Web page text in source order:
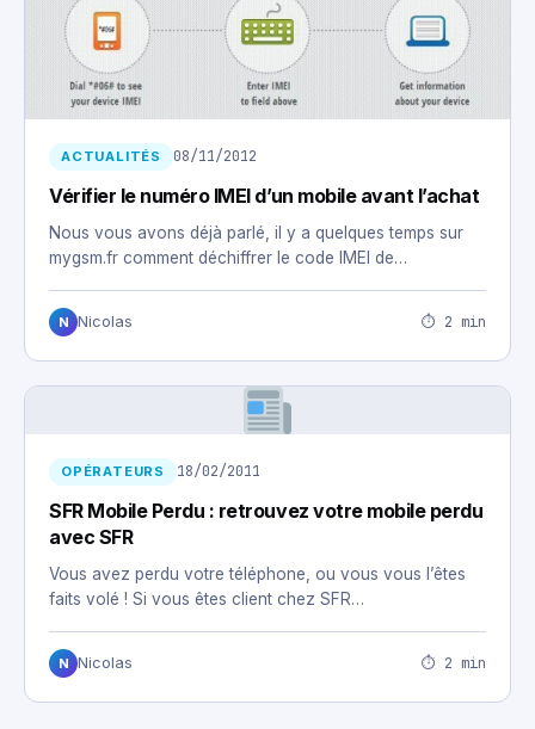
ACTUALITÉS 08/11/2012
Vérifier le numéro IMEI d’un mobile avant l’achat
Nous vous avons déjà parlé, il y a quelques temps sur
mygsm.fr comment déchiffrer le code IMEI de…
N Nicolas ⏱ 2 min
OPÉRATEURS 18/02/2011
SFR Mobile Perdu : retrouvez votre mobile perdu
avec SFR
Vous avez perdu votre téléphone, ou vous vous l’êtes
faits volé ! Si vous êtes client chez SFR…
N Nicolas ⏱ 2 min